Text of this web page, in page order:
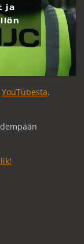
ja
YouTubesta.